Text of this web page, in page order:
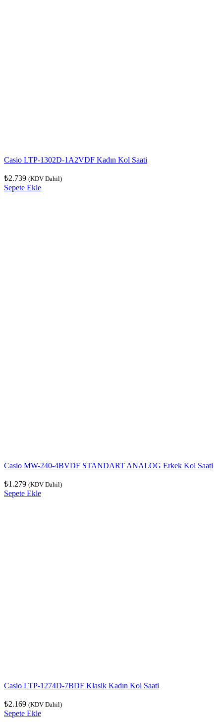
Casio LTP-1302D-1A2VDF Kadın Kol Saati
₺2.739 (KDV Dahil)
Sepete Ekle
Casio MW-240-4BVDF STANDART ANALOG Erkek Kol Saati
₺1.279 (KDV Dahil)
Sepete Ekle
Casio LTP-1274D-7BDF Klasik Kadın Kol Saati
₺2.169 (KDV Dahil)
Sepete Ekle